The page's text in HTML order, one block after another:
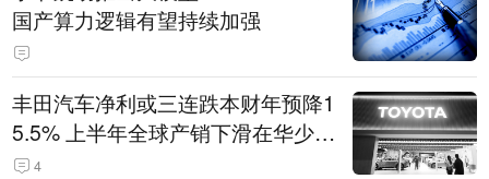
国产算力逻辑有望持续加强
丰田汽车净利或三连跌本财年预降1
5.5% 上半年全球产销下滑在华少卖
14.3万辆
4